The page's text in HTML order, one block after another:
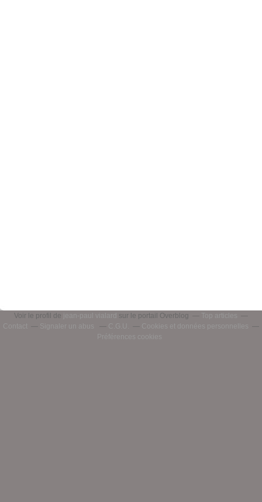
Voir le profil de jean-paul vialard sur le portail Overblog
Top articles
Contact
Signaler un abus C.G.U.
Cookies et données personnelles
Préférences cookies